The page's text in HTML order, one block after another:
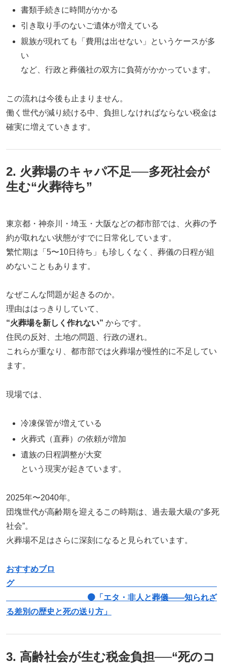
書類手続きに時間がかかる
引き取り手のないご遺体が増えている
親族が現れても「費用は出せない」というケースが多
い
など、行政と葬儀社の双方に負荷がかかっています。
この流れは今後も止まりません。
働く世代が減り続ける中、負担しなければならない税金は
確実に増えていきます。
2. 火葬場のキャパ不足──多死社会が
生む“火葬待ち”
東京都・神奈川・埼玉・大阪などの都市部では、火葬の予
約が取れない状態がすでに日常化しています。
繁忙期は「5〜10日待ち」も珍しくなく、葬儀の日程が組
めないこともあります。
なぜこんな問題が起きるのか。
理由ははっきりしていて、
“火葬場を新しく作れない” からです。
住民の反対、土地の問題、行政の遅れ。
これらが重なり、都市部では火葬場が慢性的に不足してい
ます。
現場では、
冷凍保管が増えている
火葬式（直葬）の依頼が増加
遺族の日程調整が大変
という現実が起きています。
2025年〜2040年。
団塊世代が高齢期を迎えるこの時期は、過去最大級の“多死
社会”。
火葬場不足はさらに深刻になると見られています。
おすすめブロ
グ
🟤「エタ・非人と葬儀――知られざ
る差別の歴史と死の送り方」
3. 高齢社会が生む税金負担──“死のコ